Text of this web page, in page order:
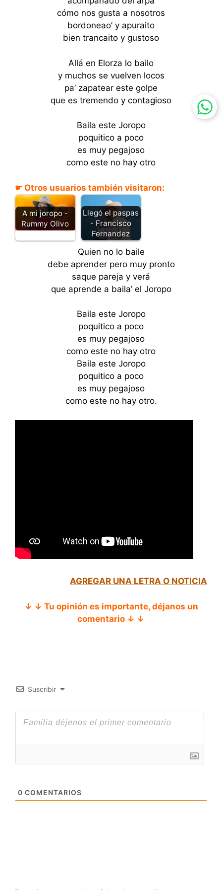
cómo nos gusta a nosotros
bordoneao’ y apuraito
bien trancaito y gustoso
Allá en Elorza lo bailo
y muchos se vuelven locos
pa’ zapatear este golpe
que es tremendo y contagioso
Baila este Joropo
poquitico a poco
es muy pegajoso
como este no hay otro
☛ Otros usuarios también visitaron:
A mi joropo -
Rummy Olivo
Llegó el paspas
- Francisco
Fernandez
Quien no lo baile
debe aprender pero muy pronto
saque pareja y verá
que aprende a baila’ el Joropo
Baila este Joropo
poquitico a poco
es muy pegajoso
como este no hay otro
Baila este Joropo
poquitico a poco
es muy pegajoso
como este no hay otro.
AGREGAR UNA LETRA O NOTICIA
↓ ↓ Tu opinión es importante, déjanos un
comentario ↓ ↓
Suscribir
0 COMENTARIOS